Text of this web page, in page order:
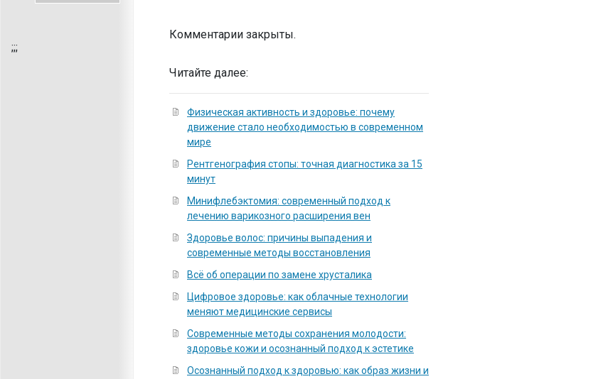
;;;
Комментарии закрыты.
Читайте далее:
Физическая активность и здоровье: почему
движение стало необходимостью в современном
мире
Рентгенография стопы: точная диагностика за 15
минут
Минифлебэктомия: современный подход к
лечению варикозного расширения вен
Здоровье волос: причины выпадения и
современные методы восстановления
Всё об операции по замене хрусталика
Цифровое здоровье: как облачные технологии
меняют медицинские сервисы
Современные методы сохранения молодости:
здоровье кожи и осознанный подход к эстетике
Осознанный подход к здоровью: как образ жизни и